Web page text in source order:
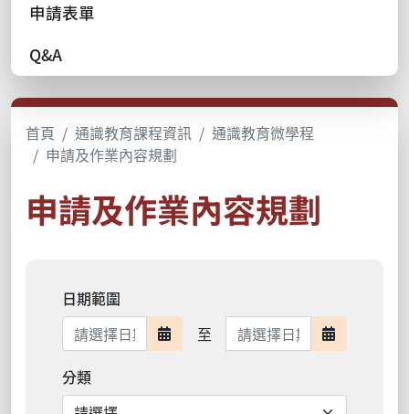
申請表單
Q&A
首頁 通識教育課程資訊
通識教育微學程
申請及作業內容規劃
申請及作業內容規劃
日期範圍
日期範圍開始
至 日期範圍結束 日期範圍
分類